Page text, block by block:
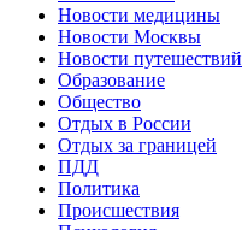
Новости медицины
Новости Москвы
Новости путешествий
Образование
Общество
Отдых в России
Отдых за границей
ПДД
Политика
Происшествия